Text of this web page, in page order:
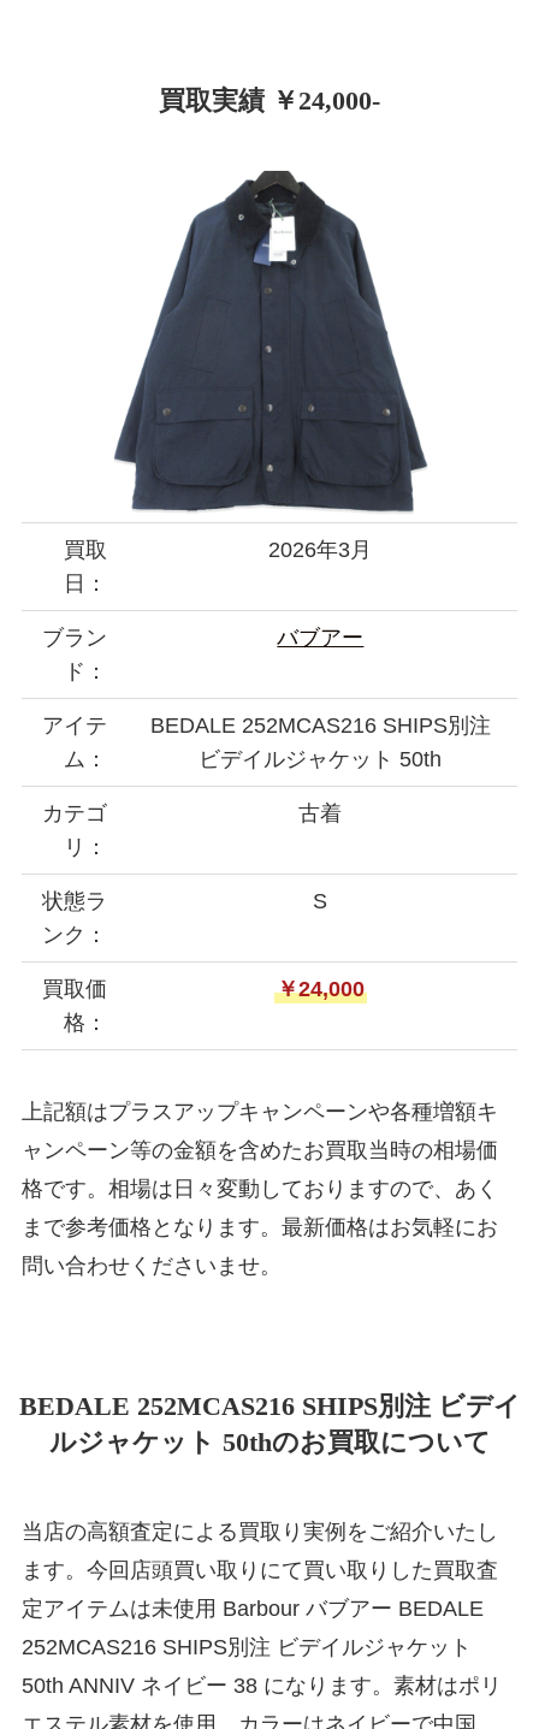
買取実績 ￥24,000-
買取
日：
2026年3月
ブラン
ド：
バブアー
アイテ
ム：
BEDALE 252MCAS216 SHIPS別注
ビデイルジャケット 50th
カテゴ
リ：
古着
状態ラ
ンク：
S
買取価
格：
￥24,000
上記額はプラスアップキャンペーンや各種増額キ
ャンペーン等の金額を含めたお買取当時の相場価
格です。相場は日々変動しておりますので、あく
まで参考価格となります。最新価格はお気軽にお
問い合わせくださいませ。
BEDALE 252MCAS216 SHIPS別注 ビデイ
ルジャケット 50thのお買取について
当店の高額査定による買取り実例をご紹介いたし
ます。今回店頭買い取りにて買い取りした買取査
定アイテムは未使用 Barbour バブアー BEDALE
252MCAS216 SHIPS別注 ビデイルジャケット
50th ANNIV ネイビー 38 になります。素材はポリ